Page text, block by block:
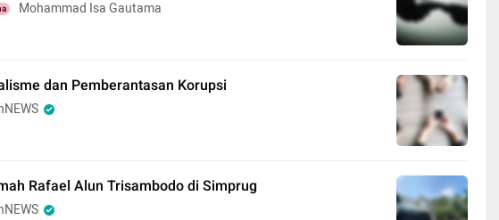
Mohammad Isa Gautama
dan Pemberantasan Korupsi
Rafael Alun Trisambodo di Simprug